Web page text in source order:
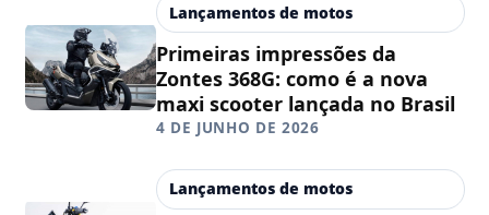
Lançamentos de motos
Primeiras impressões da
Zontes 368G: como é a nova
maxi scooter lançada no Brasil
4 DE JUNHO DE 2026
Lançamentos de motos